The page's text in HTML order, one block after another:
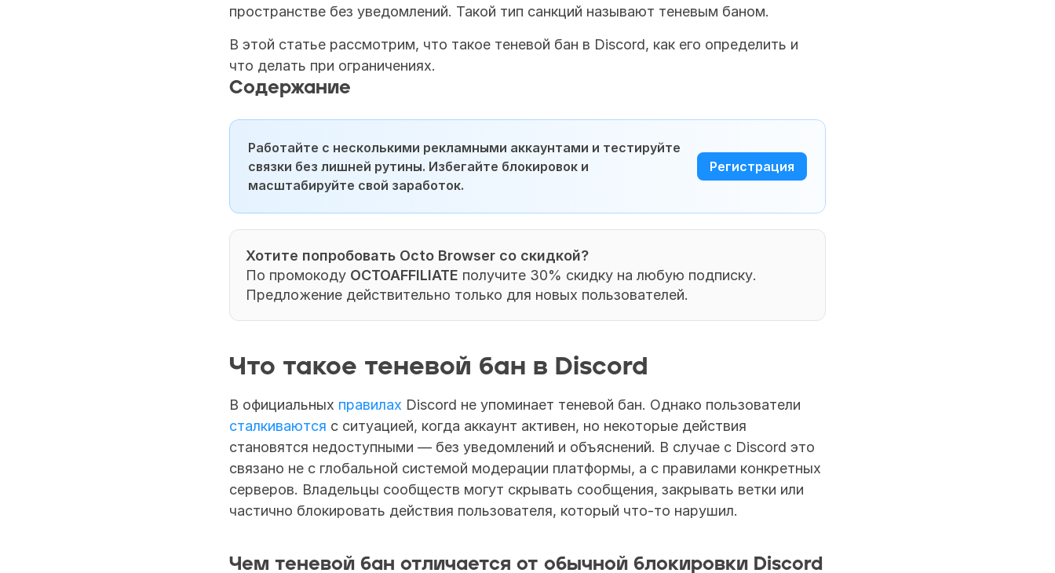
пространстве без уведомлений. Такой тип санкций называют теневым баном.
В этой статье рассмотрим, что такое теневой бан в Discord, как его определить и
что делать при ограничениях.
Содержание
Работайте с несколькими рекламными аккаунтами и тестируйте
связки без лишней рутины. Избегайте блокировок и
масштабируйте свой заработок.
Регистрация
Хотите попробовать Octo Browser со скидкой?
По промокоду OCTOAFFILIATE получите 30% скидку на любую подписку.
Предложение действительно только для новых пользователей.
Что такое теневой бан в Discord
В официальных правилах
сталкиваются с ситуацией, когда аккаунт активен, но некоторые действия
становятся недоступными — без уведомлений и объяснений. В случае с Discord это
связано не с глобальной системой модерации платформы, а с правилами конкретных
серверов. Владельцы сообществ могут скрывать сообщения, закрывать ветки или
частично блокировать действия пользователя, который что-то нарушил.
Чем теневой бан отличается от обычной блокировки Discord